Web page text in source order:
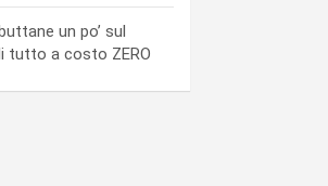
un po’ sul
tutto a costo ZERO